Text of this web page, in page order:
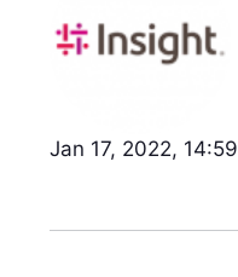
Jan 17, 2022, 14:59